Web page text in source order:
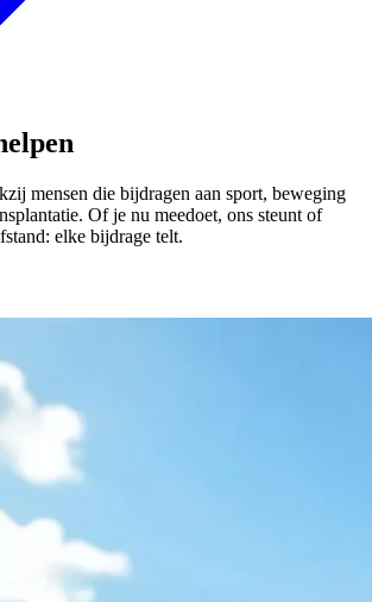
mensen die bijdragen aan sport, beweging
Of je nu meedoet, ons steunt of
elke bijdrage telt.